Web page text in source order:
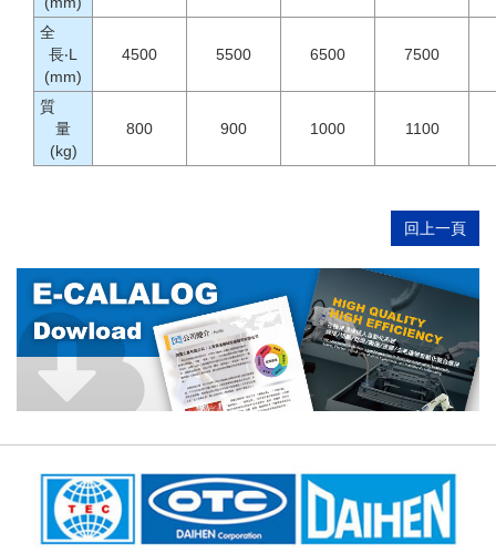
全
長‧L
(mm)
4500 5500 6500 7500
質
量
(kg)
800 900 1000 1100
回上一頁